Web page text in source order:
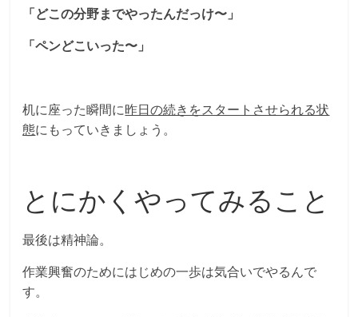
「どこの分野までやったんだっけ〜」
「ペンどこいった〜」
机に座った瞬間に昨日の続きをスタートさせられる状
態にもっていきましょう。
とにかくやってみること
最後は精神論。
作業興奮のためにはじめの一歩は気合いでやるんで
す。